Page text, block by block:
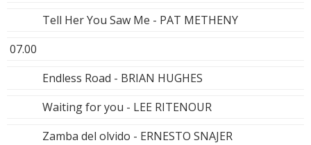
Tell Her You Saw Me - PAT METHENY
07.00
Endless Road - BRIAN HUGHES
Waiting for you - LEE RITENOUR
Zamba del olvido - ERNESTO SNAJER